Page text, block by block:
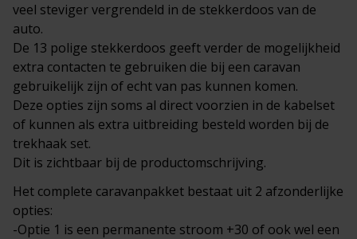
veel steviger vergrendeld in de stekkerdoos van de
auto.
De 13 polige stekkerdoos geeft verder de mogelijkheid
extra contacten te gebruiken die bij een caravan
gebruikelijk zijn of echt van pas kunnen komen.
Deze opties zijn soms al direct voorzien in de kabelset
of kunnen als extra uitbreiding besteld worden bij de
trekhaak set.
Dit is zichtbaar bij de productomschrijving.
Het complete caravanpakket bestaat uit 2 afzonderlijke
opties:
-Optie 1 is een permanente stroom +30 of ook wel een